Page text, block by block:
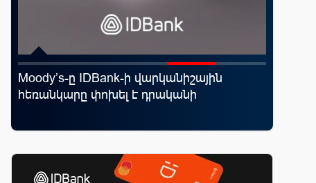
Moody’s-ը IDBank-ի վարկանիշային
հեռանկարը փոխել է դրականի